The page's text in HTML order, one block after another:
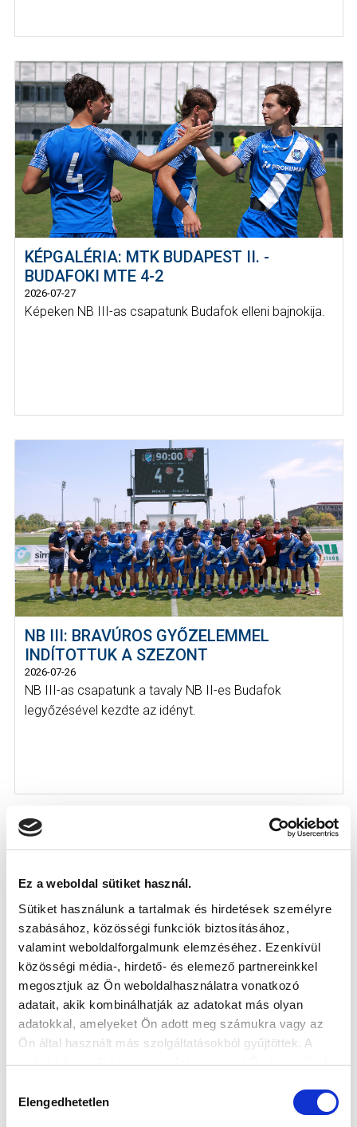
Ez a weboldal sütiket használ.
Sütiket használunk a tartalmak és hirdetések személyre
szabásához, közösségi funkciók biztosításához,
valamint weboldalforgalmunk elemzéséhez. Ezenkívül
közösségi média-, hirdető- és elemező partnereinkkel
megosztjuk az Ön weboldalhasználatra vonatkozó
adatait, akik kombinálhatják az adatokat más olyan
adatokkal, amelyeket Ön adott meg számukra vagy az
Ön által használt más szolgáltatásokból gyűjtöttek. A
weboldalon való böngészés folytatásával Ön hozzájárul a
kiválasztása
Elengedhetetlen
KÉPGALÉRIA: MTK BUDAPEST II. -
BUDAFOKI MTE 4-2
2026-07-27
Képeken NB III-as csapatunk Budafok elleni bajnokija.
NB III: BRAVÚROS GYŐZELEMMEL
INDÍTOTTUK A SZEZONT
2026-07-26
NB III-as csapatunk a tavaly NB II-es Budafok
legyőzésével kezdte az idényt.
2026-08-07 17:30
ÚJ HIDEGKUTI NÁNDOR STADION
MTK BUDAPEST
VS
PUSKÁS AKADÉMIA FC
MTK BUDAPEST HÍRLEVÉL
Ne maradjon le egy eseményről sem! Iratkozzon fel ingyenes